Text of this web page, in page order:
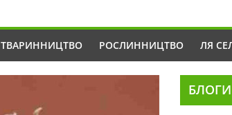
ТВАРИННИЦТВО РОСЛИННИЦТВО ЛЯ
БЛОГИ